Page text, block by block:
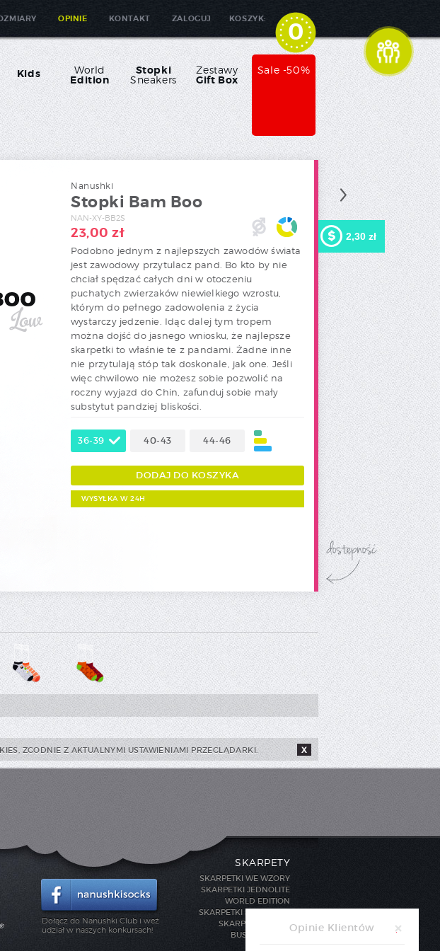
KOSZYK: 0
OPINIE KONTAKT ZALOGUJ
Kids World
Edition
Stopki
Sneakers
Zestawy
Gift Box
Sale -50%
Nanushki
Stopki Bam Boo
NAN-XY-BB2S
23,00 zł
Podobno jednym z najlepszych zawodów świata
jest zawodowy przytulacz pand. Bo kto by nie
chciał spędzać całych dni w otoczeniu
puchatych zwierzaków niewielkiego wzrostu,
którym do pełnego zadowolenia z życia
wystarczy jedzenie. Idąc dalej tym tropem
można dojść do jasnego wniosku, że najlepsze
skarpetki to właśnie te z pandami. Żadne inne
nie przytulają stóp tak doskonale, jak one. Jeśli
więc chwilowo nie możesz sobie pozwolić na
roczny wyjazd do Chin, zafunduj sobie mały
substytut pandziej bliskości.
36-39 40-43 44-46
WYSYŁKA W 24H
2,30 zł
Kupując ten produkt możesz
otrzymać2,30 zł
programie lojalnościowym.
Twój koszyk wyniesie2,30
, które będzie można
zamienić na kupon
rabatowy.
ZGODNIE Z AKTUALNYMI USTAWIENIAMI PRZEGLĄDARKI. X
SKARPETY
SKARPETKI WE WZORY
SKARPETKI JEDNOLITE
WORLD EDITION
SKARPETKI SPORTOWE
SKARPETY STOPKI
BUSINESS LINE
Dołącz do Nanushki Club i weź
udział w naszych konkursach!
Opinie Klientów